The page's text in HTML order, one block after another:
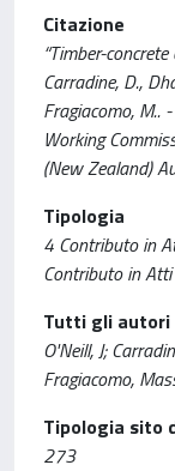
Citazione
“Timber-
Carradine, D.,
Fragiacomo, M..
Working
(New Zealand)
Tipologia
4 Contributo in
Contributo in
Tutti gli autori
O'Neill, J;
Fragiacomo,
Tipologia sito
273